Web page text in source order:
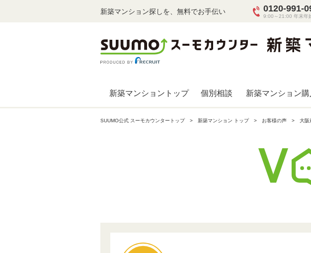
新築マンション探しを、無料でお手伝い 0120-991-
9:00～21:00 年末
新築マンショントップ 個別相談 新築マンション
SUUMO公式 スーモカウンタートップ 新築マンション トップ お客様の声 大阪